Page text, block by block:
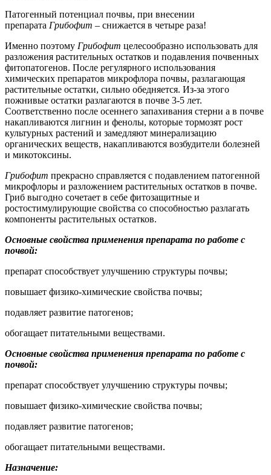
Патогенный потенциал почвы, при внесении
препарата Грибофит – снижается в четыре раза!
Именно поэтому Грибофит целесообразно использовать для
разложения растительных остатков и подавления почвенных
фитопатогенов. После регулярного использования
химических препаратов микрофлора почвы, разлагающая
растительные остатки, сильно обедняется. Из-за этого
пожнивые остатки разлагаются в почве 3-5 лет.
Соответственно после осеннего запахивания стерни а в почве
накапливаются лигнин и фенолы, которые тормозят рост
культурных растений и замедляют минерализацию
органических веществ, накапливаются возбудители болезней
и микотоксины.
Грибофит прекрасно справляется с подавлением патогенной
микрофлоры и разложением растительных остатков в почве.
Гриб выгодно сочетает в себе фитозащитные и
ростостимулирующие свойства со способностью разлагать
компоненты растительных остатков.
Основные свойства применения препарата по работе с
почвой:
препарат способствует улучшению структуры почвы;
повышает физико-химические свойства почвы;
подавляет развитие патогенов;
обогащает питательными веществами.
Основные свойства применения препарата по работе с
почвой:
препарат способствует улучшению структуры почвы;
повышает физико-химические свойства почвы;
подавляет развитие патогенов;
обогащает питательными веществами.
Назначение: